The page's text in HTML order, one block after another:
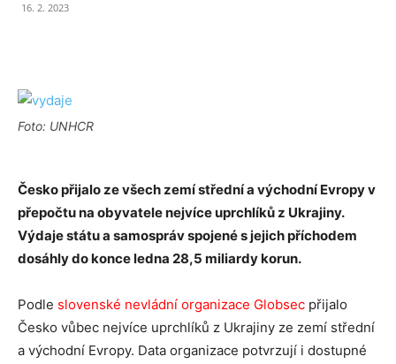
16. 2. 2023
Foto: UNHCR
Česko přijalo ze všech zemí střední a východní Evropy v
přepočtu na obyvatele nejvíce uprchlíků z Ukrajiny.
Výdaje státu a samospráv spojené s jejich příchodem
dosáhly do konce ledna 28,5 miliardy korun.
Podle slovenské nevládní organizace Globsec přijalo
Česko vůbec nejvíce uprchlíků z Ukrajiny ze zemí střední
a východní Evropy. Data organizace potvrzují i dostupné